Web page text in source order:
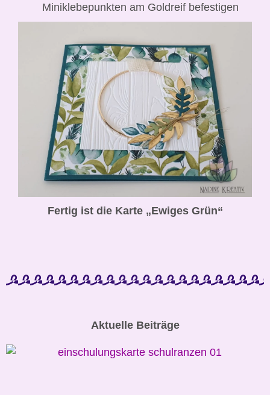
Miniklebepunkten am Goldreif befestigen
Fertig ist die Karte „Ewiges Grün“
Aktuelle Beiträge